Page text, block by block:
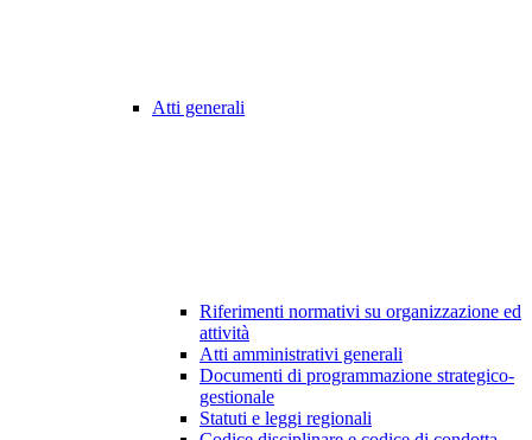
Atti generali
Riferimenti normativi su organizzazione ed
attività
Atti amministrativi generali
Documenti di programmazione strategico-
gestionale
Statuti e leggi regionali